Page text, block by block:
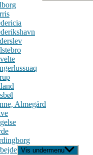
Almegård
Vis undermenu